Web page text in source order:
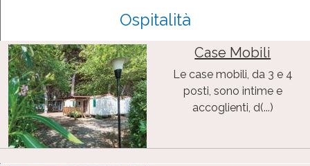
Ospitalità
Case Mobili
Le case mobili, da 3 e 4
posti, sono intime e
accoglienti, d(...)